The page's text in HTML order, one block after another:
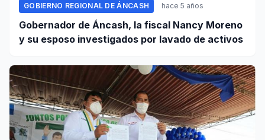
GOBIERNO REGIONAL DE ÁNCASH hace 5 años
Gobernador de Áncash, la fiscal Nancy Moreno
y su esposo investigados por lavado de activos